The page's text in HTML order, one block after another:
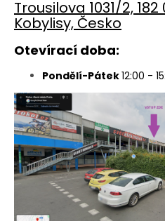
Trousilova 1031/2,
Kobylisy, Česko
Otevírací doba:
Pondělí-Pátek12:00 -